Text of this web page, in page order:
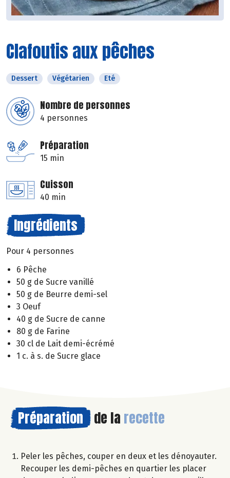
Clafoutis aux pêches
Dessert Végétarien Eté
Nombre de personnes
4 personnes
Préparation
15 min
Cuisson
40 min
Ingrédients
Pour 4 personnes
6 Pêche
50 g de Sucre vanillé
50 g de Beurre demi-sel
3 Oeuf
40 g de Sucre de canne
80 g de Farine
30 cl de Lait demi-écrémé
1 c. à s. de Sucre glace
Préparation de la recette
Peler les pêches, couper en deux et les dénoyauter.
Recouper les demi-pêches en quartier les placer